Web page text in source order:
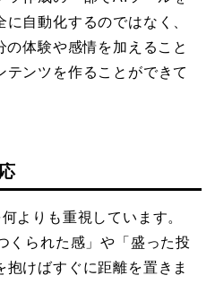
自動化するのではなく、
体験や感情を加えること
テンツを作ることができて
よりも重視しています。
くられた感」や「盛った投
けばすぐに距離を置きま